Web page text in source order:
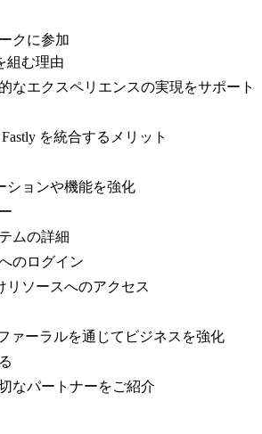
クに参加
組む理由
なエクスペリエンスの実現をサポート
を統合するメリット
ションや機能を強化
ムの詳細
のログイン
リソースへのアクセス
ァーラルを通じてビジネスを強化
なパートナーをご紹介